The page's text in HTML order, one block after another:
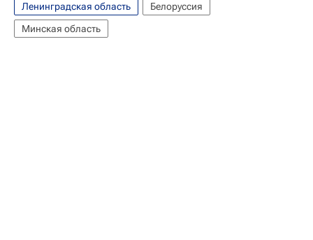
Ленинградская область
Белоруссия
Минская область